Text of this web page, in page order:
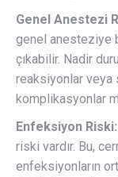
Genel Anestezi
genel anesteziye
çıkabilir. Nadir
reaksiyonlar
komplikasyonlar
Enfeksiyon Riski:
riski vardır. Bu,
enfeksiyonların